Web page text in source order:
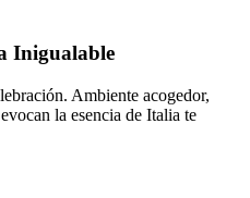
Inigualable
Ambiente acogedor,
la esencia de Italia te